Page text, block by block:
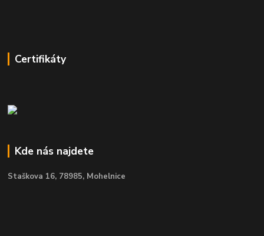
Certifikáty
Kde nás najdete
Staškova 16, 78985, Mohelnice